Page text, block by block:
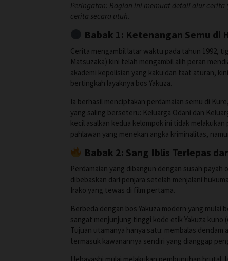
Peringatan: Bagian ini memuat detail alur
cerita secara utuh.
Babak 1: Ketenangan Semu di
Cerita mengambil latar waktu pada tahun 1992,
Matsuzaka) kini telah mengambil alih peran
akademi kepolisian yang kaku dan taat aturan,
bertingkah layaknya bos Yakuza.
Ia berhasil menciptakan perdamaian semu di
yang saling berseteru: Keluarga Odani dan
kecil asalkan kedua kelompok ini tidak
pahlawan yang menekan angka kriminalitas,
Babak 2: Sang Iblis Terlepas
Perdamaian yang dibangun dengan susah
dibebaskan dari penjara setelah menjalani
Irako yang tewas di film pertama.
Berbeda dengan bos Yakuza modern yang mulai
sangat menjunjung tinggi kode etik Yakuza kuno (
Tujuan utamanya hanya satu: membalas
termasuk kawanannya sendiri yang dianggap